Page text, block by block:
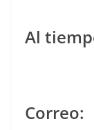
Al
Correo: